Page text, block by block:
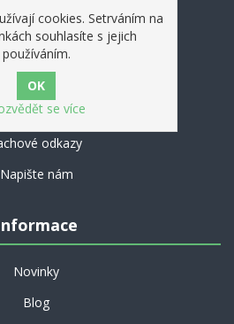
nakupovat
osobních údajů
podmínky
O nás
odkazy
Napište nám
Novinky
Blog
cookies. Setrváním na
souhlasíte s jejich
používáním.
se více